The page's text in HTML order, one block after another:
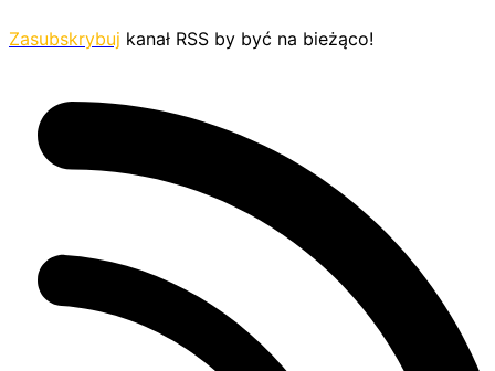
Zasubskrybuj kanał RSS by być na bieżąco!